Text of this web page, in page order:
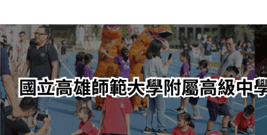
轉
至
主
內
容